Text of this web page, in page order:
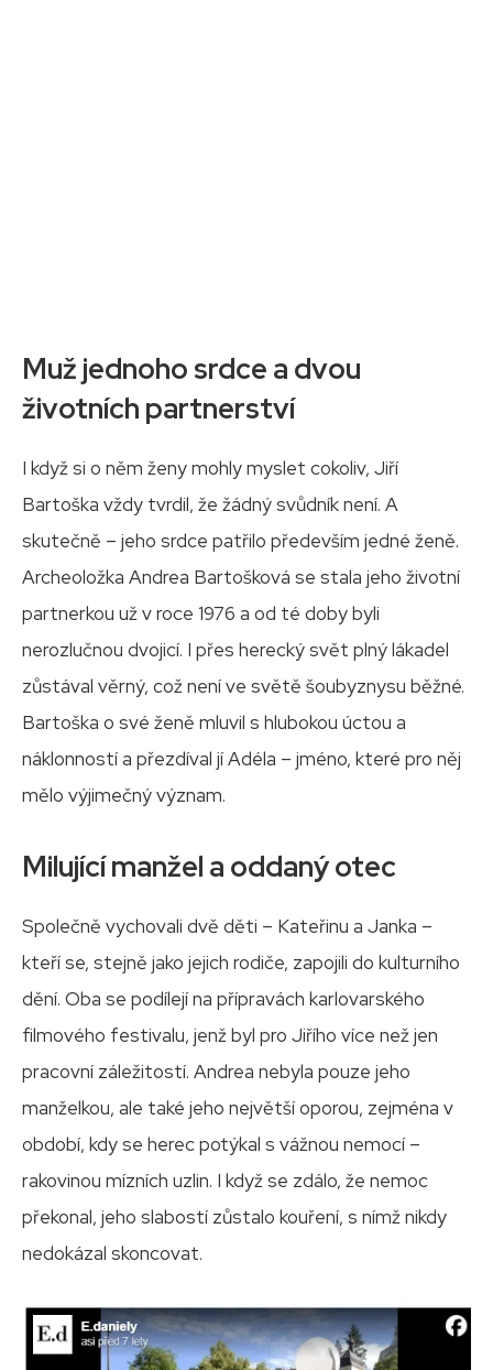
Muž jednoho srdce a dvou
životních partnerství
I když si o něm ženy mohly myslet cokoliv, Jiří
Bartoška vždy tvrdil, že žádný svůdník není. A
skutečně – jeho srdce patřilo především jedné ženě.
Archeoložka Andrea Bartošková se stala jeho životní
partnerkou už v roce 1976 a od té doby byli
nerozlučnou dvojicí. I přes herecký svět plný lákadel
zůstával věrný, což není ve světě šoubyznysu běžné.
Bartoška o své ženě mluvil s hlubokou úctou a
náklonností a přezdíval jí Adéla – jméno, které pro něj
mělo výjimečný význam.
Milující manžel a oddaný otec
Společně vychovali dvě děti – Kateřinu a Janka –
kteří se, stejně jako jejich rodiče, zapojili do kulturního
dění. Oba se podílejí na přípravách karlovarského
filmového festivalu, jenž byl pro Jiřího více než jen
pracovní záležitostí. Andrea nebyla pouze jeho
manželkou, ale také jeho největší oporou, zejména v
období, kdy se herec potýkal s vážnou nemocí –
rakovinou mízních uzlin. I když se zdálo, že nemoc
překonal, jeho slabostí zůstalo kouření, s nímž nikdy
nedokázal skoncovat.